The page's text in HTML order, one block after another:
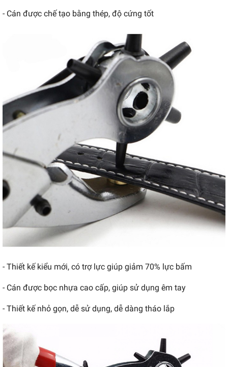
- Cán được chế tạo bằng thép, độ cứng tốt
- Thiết kế kiểu mới, có trợ lực giúp giảm 70% lực bấm
- Cán được bọc nhựa cao cấp, giúp sử dụng êm tay
- Thiết kế nhỏ gọn, dễ sử dụng, dễ dàng tháo lắp